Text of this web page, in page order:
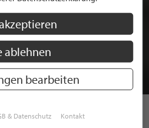
FÜR EINE GRATIS
BEI STILPUNKTE®
BEWERBEN
ablehnen
bearbeiten
& Datenschutz Kontakt